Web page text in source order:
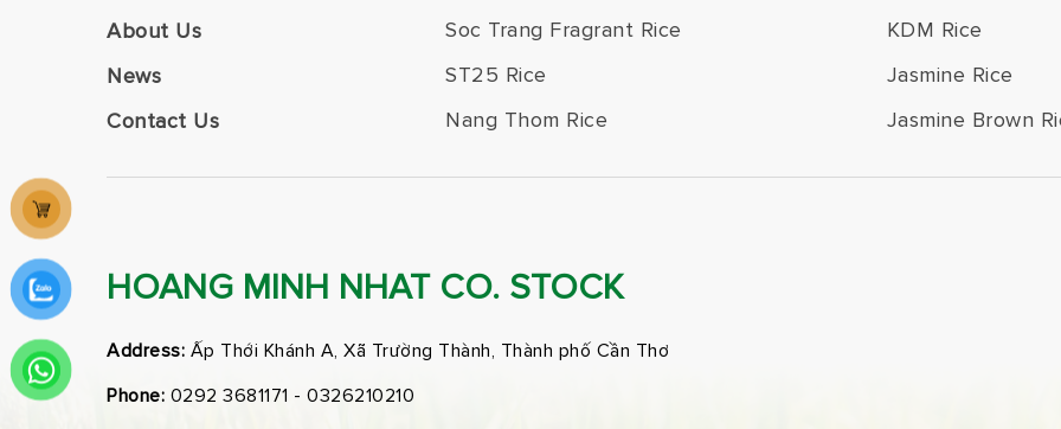
About Us
News
Contact Us
Soc Trang Fragrant Rice
ST25 Rice
Nang Thom Rice
KDM Rice
Jasmine Rice
Jasmine Brown
HOANG MINH NHAT CO. STOCK
Address: Ấp Thới Khánh A, Xã Trường Thành, Thành phố Cần Thơ
Phone: 0292 3681171 - 0326210210